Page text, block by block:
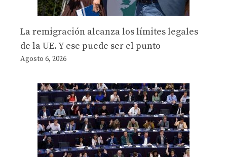
La remigración alcanza los límites legales
de la UE. Y ese puede ser el punto
Agosto 6, 2026